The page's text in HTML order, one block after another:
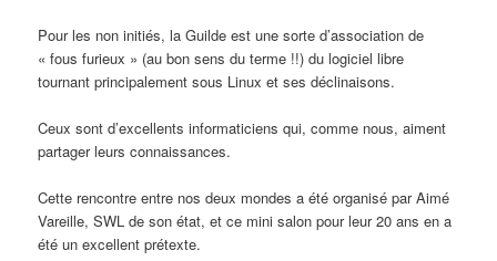
Pour les non initiés, la Guilde est une sorte d’association de
« fous furieux » (au bon sens du terme !!) du logiciel libre
tournant principalement sous Linux et ses déclinaisons.
Ceux sont d’excellents informaticiens qui, comme nous, aiment
partager leurs connaissances.
Cette rencontre entre nos deux mondes a été organisé par Aimé
Vareille, SWL de son état, et ce mini salon pour leur 20 ans en a
été un excellent prétexte.